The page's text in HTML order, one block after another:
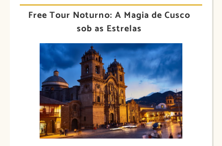
Free Tour Noturno: A Magia de Cusco
sob as Estrelas